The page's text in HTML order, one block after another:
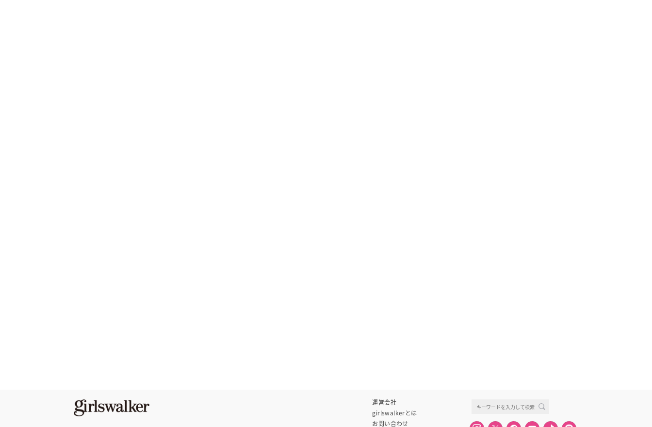
運営会社
girlswalkerとは
お問い合わせ